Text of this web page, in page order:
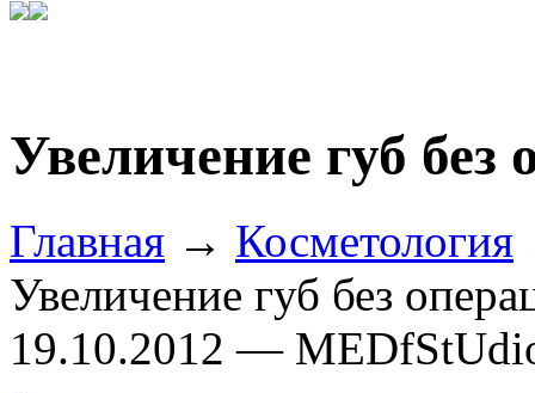
Увеличение губ
Главная → Косметология
Увеличение губ без
19.10.2012 —